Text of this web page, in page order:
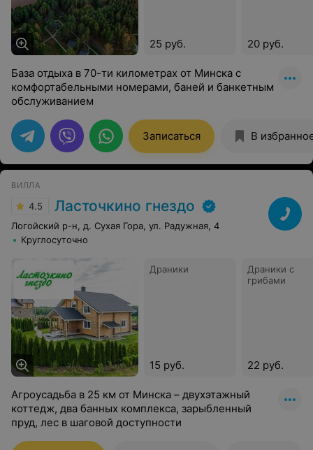
25 руб. 20 руб.
База отдыха в 70-ти километрах от Минска с
комфортабельными номерами, баней и банкетным
обслуживанием
Записаться В
ВИЛЛА
4.5 Ласточкино гнездо
Логойский р-н, д. Сухая Гора, ул. Радужная, 4
Круглосуточно
Драники
15 руб.
Драники с
грибами
22 руб.
Агроусадьба в 25 км от Минска – двухэтажный
коттедж, два банных комплекса, зарыбленный
пруд, лес в шаговой доступности